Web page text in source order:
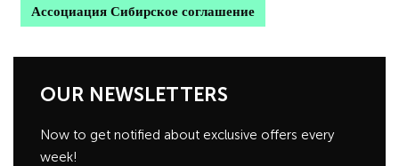
Ассоциация Сибирское соглашение
OUR NEWSLETTERS
Now to get notified about exclusive offers every
week!